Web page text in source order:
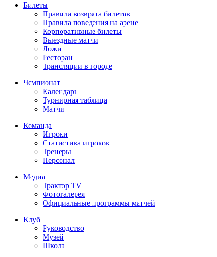
Билеты
Правила возврата билетов
Правила поведения на арене
Корпоративные билеты
Выездные матчи
Ложи
Ресторан
Трансляции в городе
Чемпионат
Календарь
Турнирная таблица
Матчи
Команда
Игроки
Статистика игроков
Тренеры
Персонал
Медиа
Трактор TV
Фотогалерея
Официальные программы матчей
Клуб
Руководство
Музей
Школа